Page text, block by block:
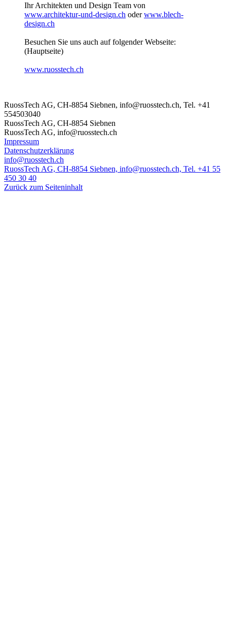
Ihr Architekten und Design Team von
www.architektur-und-design.ch oder www.blech-
design.ch
Besuchen Sie uns auch auf folgender Webseite:
(Hauptseite)
www.ruosstech.ch
RuossTech AG, CH-8854 Siebnen, info@ruosstech.ch, Tel. +41
554503040
RuossTech AG, CH-8854 Siebnen
RuossTech AG, info@ruosstech.ch
Impressum
Datenschutzerklärung
info@ruosstech.ch
RuossTech AG, CH-8854 Siebnen, info@ruosstech.ch, Tel. +41 55
450 30 40
Zurück zum Seiteninhalt